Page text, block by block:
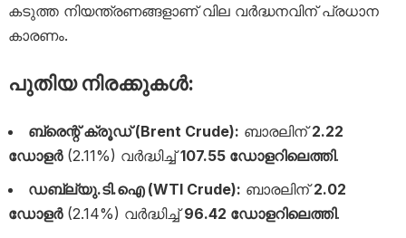
കടുത്ത നിയന്ത്രണങ്ങളാണ് വില വർദ്ധനവിന് പ്രധാന
കാരണം.
പുതിയ നിരക്കുകൾ:
ബ്രെന്റ് ക്രൂഡ് (Brent Crude): ബാരലിന്2.22
ഡോളർ(2.11%) വർദ്ധിച്ച്107.55 ഡോളറിലെത്തി.
ഡബ്ല്യു.ടി.ഐ (WTI Crude): ബാരലിന്2.02
ഡോളർ(2.14%) വർദ്ധിച്ച്96.42 ഡോളറിലെത്തി.